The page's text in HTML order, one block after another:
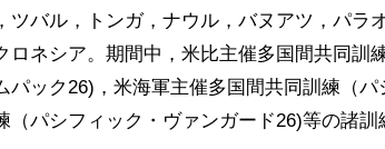
ツバル，トンガ，ナウル，バヌアツ，パラ
ロネシア。期間中，米比主催多国間共同訓
パック26)，米海軍主催多国間共同訓練（
（パシフィック・ヴァンガード26)等の諸訓